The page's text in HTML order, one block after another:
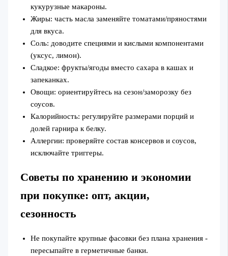
кукурузные макароны.
Жиры: часть масла заменяйте томатами/пряностями
для вкуса.
Соль: доводите специями и кислыми компонентами
(уксус, лимон).
Сладкое: фрукты/ягоды вместо сахара в кашах и
запеканках.
Овощи: ориентируйтесь на сезон/заморозку без
соусов.
Калорийность: регулируйте размерами порций и
долей гарнира к белку.
Аллергии: проверяйте состав консервов и соусов,
исключайте триггеры.
Советы по хранению и экономии
при покупке: опт, акции,
сезонность
Не покупайте крупные фасовки без плана хранения -
пересыпайте в герметичные банки.